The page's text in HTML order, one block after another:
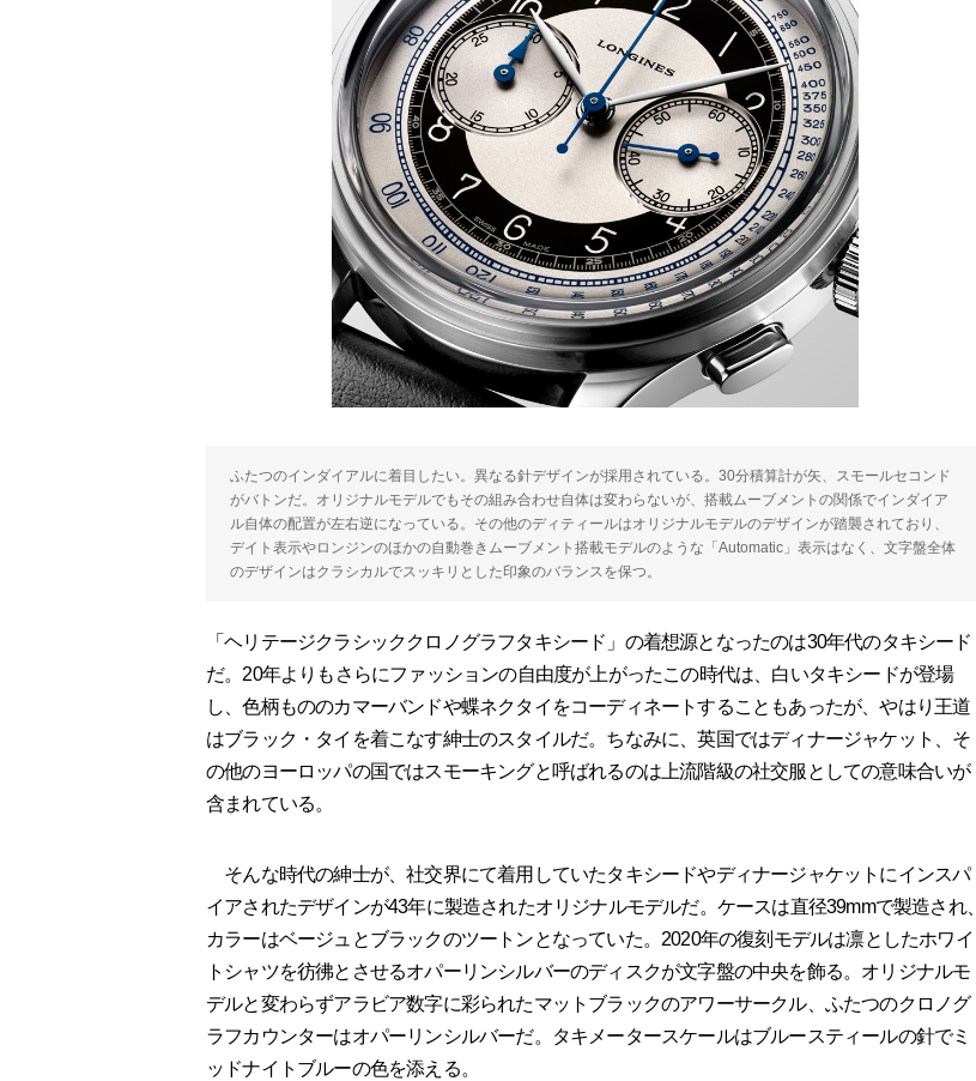
ふたつのインダイアルに着目したい。異なる針デザインが採用されている。30分積算計が矢、スモールセコンド
がバトンだ。オリジナルモデルでもその組み合わせ自体は変わらないが、搭載ムーブメントの関係でインダイア
ル自体の配置が左右逆になっている。その他のディティールはオリジナルモデルのデザインが踏襲されており、
デイト表示やロンジンのほかの自動巻きムーブメント搭載モデルのような「Automatic」表示はなく、文字盤全体
のデザインはクラシカルでスッキリとした印象のバランスを保つ。
「ヘリテージクラシッククロノグラフタキシード」の着想源となったのは30年代のタキシード
だ。20年よりもさらにファッションの自由度が上がったこの時代は、白いタキシードが登場
し、色柄もののカマーバンドや蝶ネクタイをコーディネートすることもあったが、やはり王道
はブラック・タイを着こなす紳士のスタイルだ。ちなみに、英国ではディナージャケット、そ
の他のヨーロッパの国ではスモーキングと呼ばれるのは上流階級の社交服としての意味合いが
含まれている。
そんな時代の紳士が、社交界にて着用していたタキシードやディナージャケットにインスパ
イアされたデザインが43年に製造されたオリジナルモデルだ。ケースは直径39mmで製造され、
カラーはベージュとブラックのツートンとなっていた。2020年の復刻モデルは凛としたホワイ
トシャツを彷彿とさせるオパーリンシルバーのディスクが文字盤の中央を飾る。オリジナルモ
デルと変わらずアラビア数字に彩られたマットブラックのアワーサークル、ふたつのクロノグ
ラフカウンターはオパーリンシルバーだ。タキメータースケールはブルースティールの針でミ
ッドナイトブルーの色を添える。